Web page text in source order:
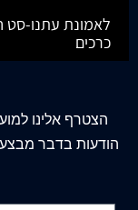
לאמונת עתנו-סט
כרכים
הצטרף אלינו
הודעות בדבר